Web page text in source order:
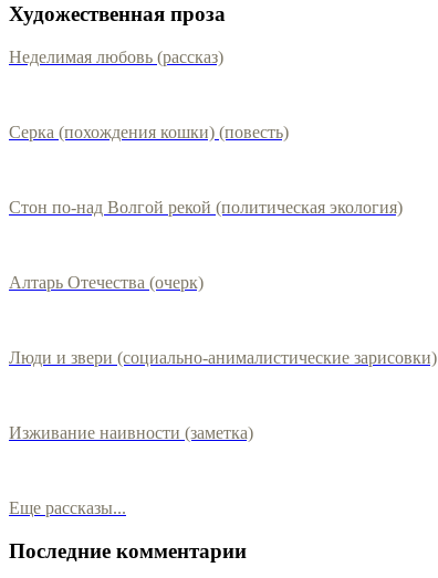
Художественная проза
Неделимая любовь (рассказ)
Серка (похождения кошки) (повесть)
Стон по-над Волгой рекой (политическая экология)
Алтарь Отечества (очерк)
Люди и звери (социально-анималистические зарисовки)
Изживание наивности (заметка)
Еще рассказы...
Последние комментарии